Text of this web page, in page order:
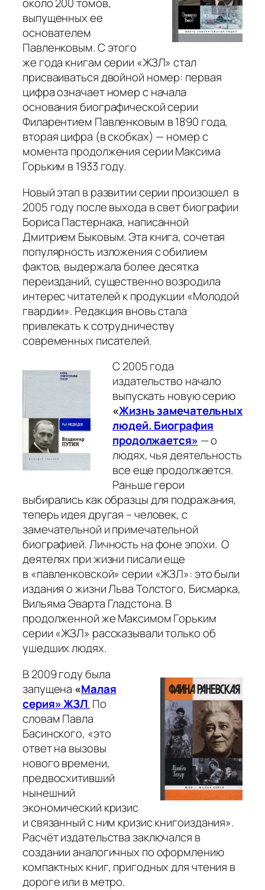
около 200 томов,
выпущенных ее
основателем
Павленковым. С этого
же года книгам серии «ЖЗЛ» стал
присваиваться двойной номер: первая
цифра означает номер с начала
основания биографической серии
Филарентием Павленковым в 1890 года,
вторая цифра (в скобках) — номер с
момента продолжения серии Максима
Горьким в 1933 году.
Новый этап в развитии серии произошел в
2005 году после выхода в свет биографии
Бориса Пастернака, написанной
Дмитрием Быковым. Эта книга, сочетая
популярность изложения с обилием
фактов, выдержала более десятка
переизданий, существенно возродила
интерес читателей к продукции «Молодой
гвардии». Редакция вновь стала
привлекать к сотрудничеству
современных писателей.
С 2005 года
издательство начало
выпускать новую серию
«Жизнь замечательных
людей. Биография
продолжается» — о
людях, чья деятельность
все еще продолжается.
Раньше герои
выбирались как образцы для подражания,
теперь идея другая – человек, с
замечательной и примечательной
биографией. Личность на фоне эпохи. О
деятелях при жизни писали еще
в «павленковской» серии «ЖЗЛ»: это были
издания о жизни Льва Толстого, Бисмарка,
Вильяма Эварта Гладстона. В
продолженной же Максимом Горьким
серии «ЖЗЛ» рассказывали только об
ушедших людях.
В 2009 году была
запущена «Малая
серия» ЖЗЛ. По
словам Павла
Басинского, «это
ответ на вызовы
нового времени,
предвосхитивший
нынешний
экономический кризис
и связанный с ним кризис книгоиздания».
Расчёт издательства заключался в
создании аналогичных по оформлению
компактных книг, пригодных для чтения в
дороге или в метро.